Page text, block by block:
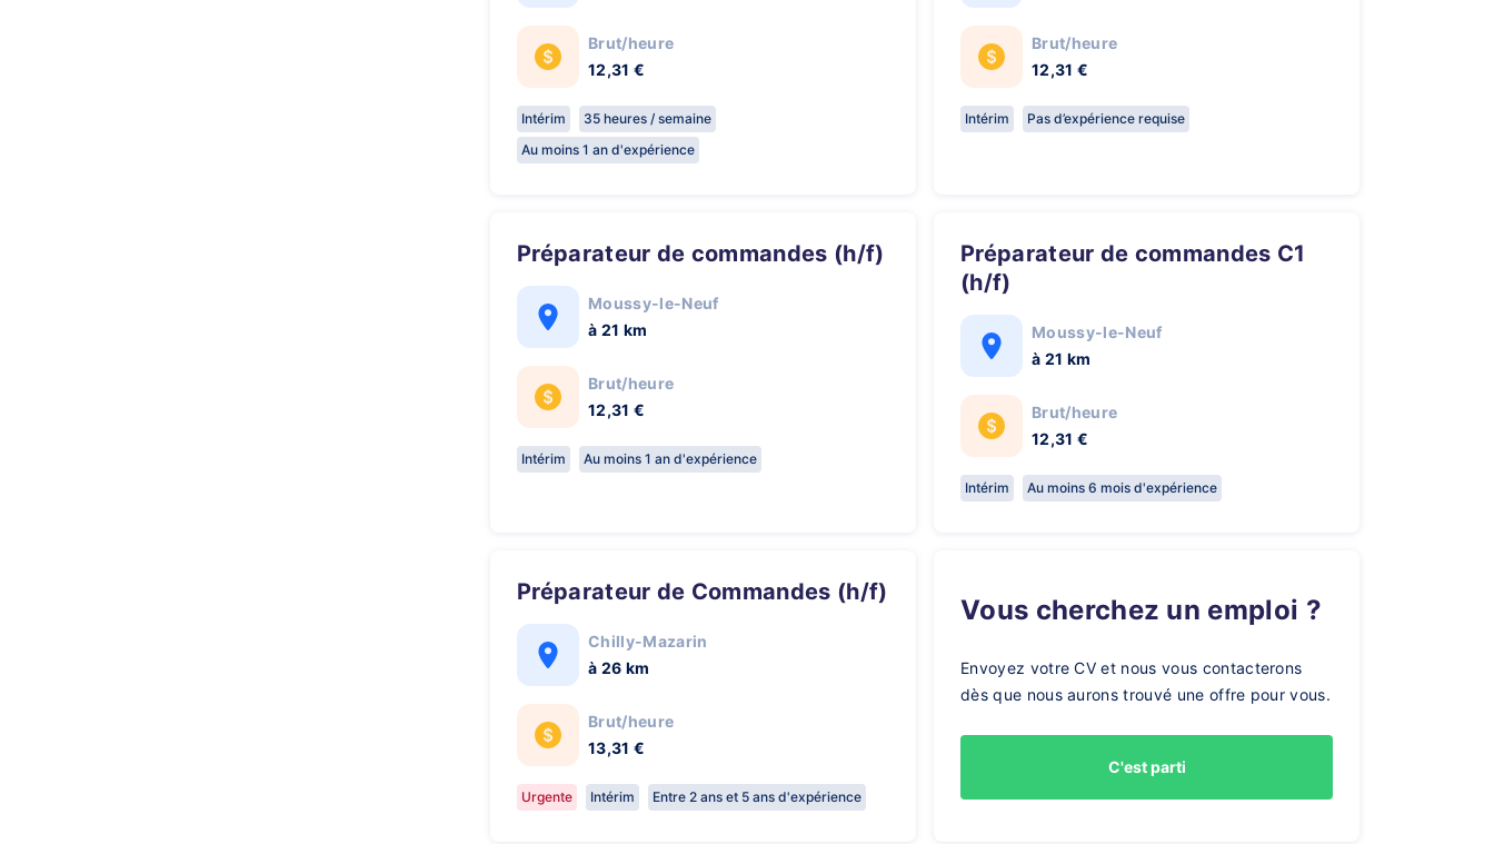
Brut/heure
12,31 €
Intérim
35 heures / semaine
Au moins 1 an d'expérience
Brut/heure
12,31 €
Intérim Pas d’expérience requise
Préparateur de commandes (h/f)
Moussy-le-Neuf
à 21 km
Brut/heure
12,31 €
Intérim Au moins 1 an d'expérience
Préparateur de commandes C1
(h/f)
Moussy-le-Neuf
à 21 km
Brut/heure
12,31 €
Intérim Au moins 6 mois d'expérience
Préparateur de Commandes (h/f)
Chilly-Mazarin
à 26 km
Brut/heure
13,31 €
Urgente Intérim Entre 2 ans et 5 ans d'expérience
Vous cherchez un emploi ?
Envoyez votre CV et nous vous contacterons
dès que nous aurons trouvé une offre pour vous.
C'est parti